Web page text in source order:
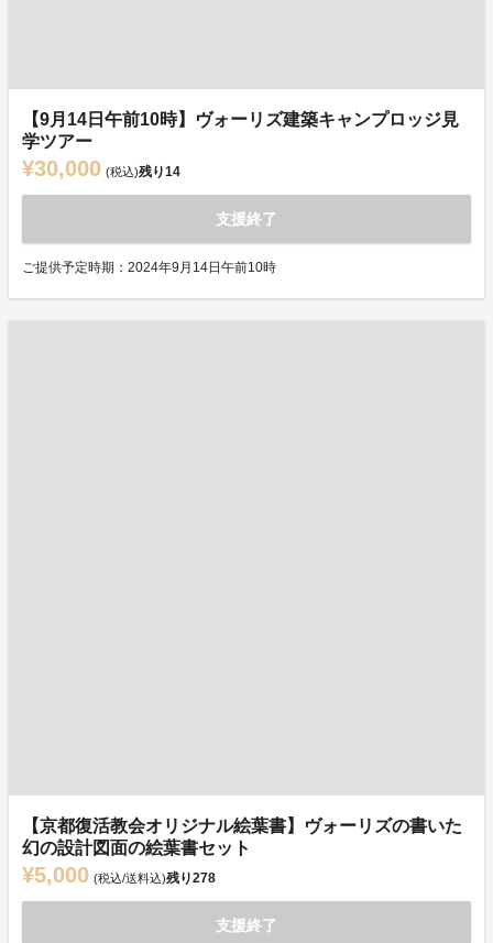
【9月14日午前10時】ヴォーリズ建築キャンプロッジ見
学ツアー
¥30,000 (税込)残り14
支援終了
ご提供予定時期：2024年9月14日午前10時
【京都復活教会オリジナル絵葉書】ヴォーリズの書いた
幻の設計図面の絵葉書セット
¥5,000 (税込/送料込)残り278
支援終了